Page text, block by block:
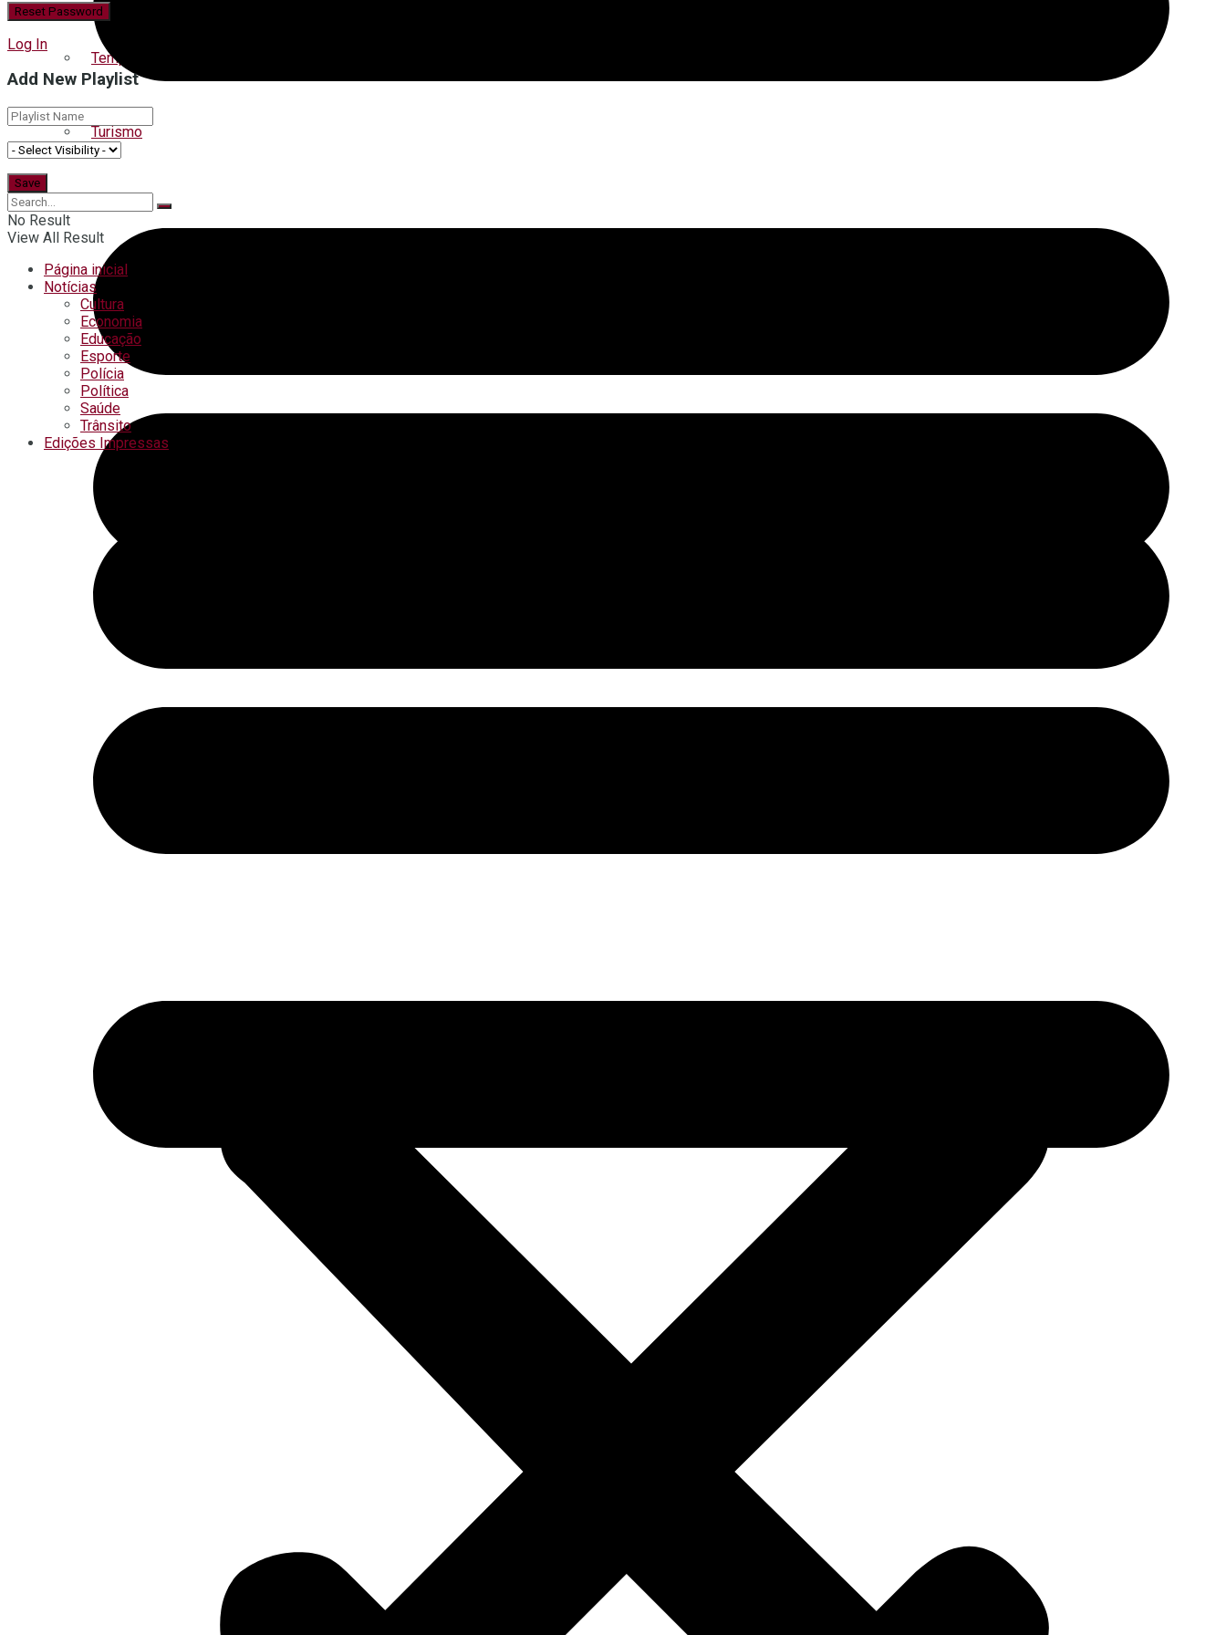
Tempo
Turismo
Log In
Add New Playlist
No Result
View All Result
Página inicial
Notícias
Cultura
Economia
Educação
Esporte
Polícia
Política
Saúde
Trânsito
Edições Impressas